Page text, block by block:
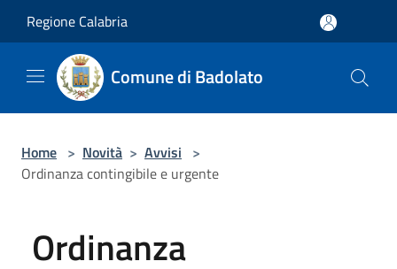
Regione Calabria
Comune di Badolato
Home > Novità > Avvisi >
Ordinanza contingibile e urgente
Ordinanza